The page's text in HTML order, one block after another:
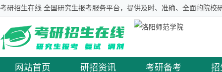
考研招生在线 全国研究生报考服务平台，提供及时、准确、全面的院校
网站首页 研招资讯 考研备考 招